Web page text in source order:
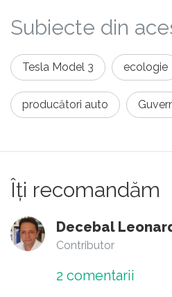
Subiecte din
Tesla Model 3 ecologie
producători auto
Îți recomandăm
Contributor
2 comentarii